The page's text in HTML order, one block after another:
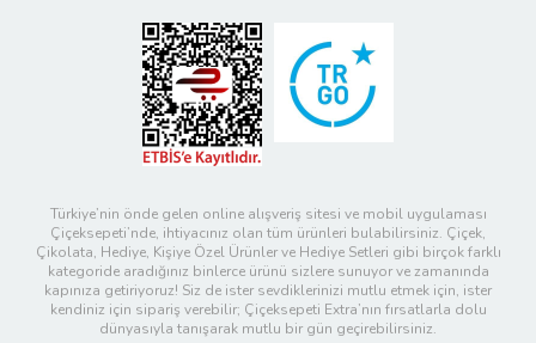
Türkiye’nin önde gelen online alışveriş sitesi ve mobil uygulaması
Çiçeksepeti’nde, ihtiyacınız olan tüm ürünleri bulabilirsiniz. Çiçek,
Çikolata, Hediye, Kişiye Özel Ürünler ve Hediye Setleri gibi birçok farklı
kategoride aradığınız binlerce ürünü sizlere sunuyor ve zamanında
kapınıza getiriyoruz! Siz de ister sevdiklerinizi mutlu etmek için, ister
kendiniz için sipariş verebilir; Çiçeksepeti Extra’nın fırsatlarla dolu
dünyasıyla tanışarak mutlu bir gün geçirebilirsiniz.